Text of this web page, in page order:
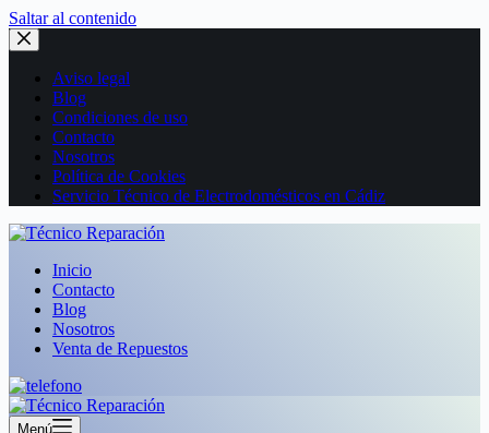
Saltar al contenido
Aviso legal
Blog
Condiciones de uso
Contacto
Nosotros
Política de Cookies
Servicio Técnico de Electrodomésticos en Cádiz
Inicio
Contacto
Blog
Nosotros
Venta de Repuestos
Menú